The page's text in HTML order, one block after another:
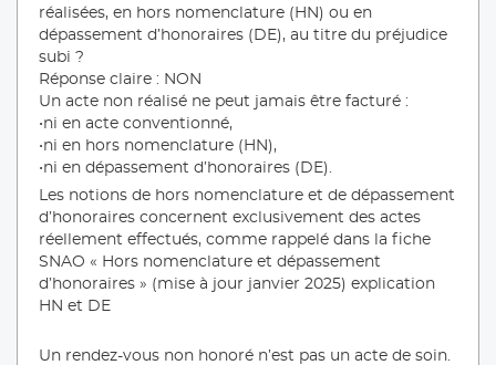
réalisées, en hors nomenclature (HN) ou en
dépassement d’honoraires (DE), au titre du préjudice
subi ?
Réponse claire : NON
Un acte non réalisé ne peut jamais être facturé :
•ni en acte conventionné,
•ni en hors nomenclature (HN),
•ni en dépassement d’honoraires (DE).
Les notions de hors nomenclature et de dépassement
d’honoraires concernent exclusivement des actes
réellement effectués, comme rappelé dans la fiche
SNAO « Hors nomenclature et dépassement
d’honoraires » (mise à jour janvier 2025) explication
HN et DE
Un rendez-vous non honoré n’est pas un acte de soin.